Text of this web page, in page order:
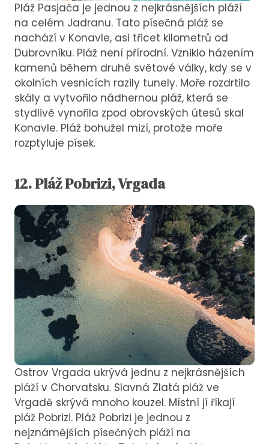
Pláž Pasjača je jednou z nejkrásnějších pláží
na celém Jadranu. Tato písečná pláž se
nachází v Konavle, asi třicet kilometrů od
Dubrovníku. Pláž není přírodní. Vzniklo házením
kamenů během druhé světové války, kdy se v
okolních vesnicích razily tunely. Moře rozdrtilo
skály a vytvořilo nádhernou pláž, která se
stydlivě vynořila zpod obrovských útesů skal
Konavle. Pláž bohužel mizí, protože moře
rozptyluje písek.
12.PlážPobrizi, Vrgada
Ostrov Vrgada ukrývá jednu z nejkrásnějších
pláží v Chorvatsku. Slavná Zlatá pláž ve
Vrgadě skrývá mnoho kouzel. Místní jí říkají
pláž Pobrizi. Pláž Pobrizi je jednou z
nejznámějších písečných pláží na